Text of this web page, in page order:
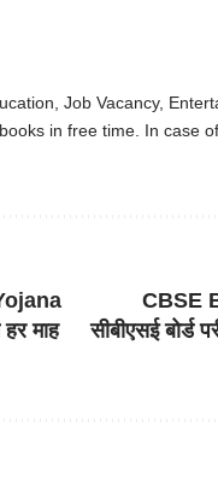
Job Vacancy,
in free time. In case
माह
CBSE
सीबीएसई बोर्ड